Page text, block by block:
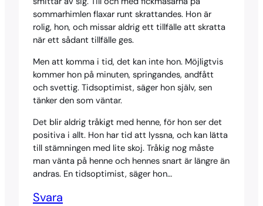
sommarhimlen flaxar runt skrattandes. Hon är
rolig, hon, och missar aldrig ett tillfälle att skratta
när ett sådant tillfälle ges.
Men att komma i tid, det kan inte hon. Möjligtvis
kommer hon på minuten, springandes, andfått
och svettig. Tidsoptimist, säger hon själv, sen
tänker den som väntar.
Det blir aldrig tråkigt med henne, för hon ser det
positiva i allt. Hon har tid att lyssna, och kan lätta
till stämningen med lite skoj. Tråkig nog måste
man vänta på henne och hennes snart är längre än
andras. En tidsoptimist, säger hon…
Svara